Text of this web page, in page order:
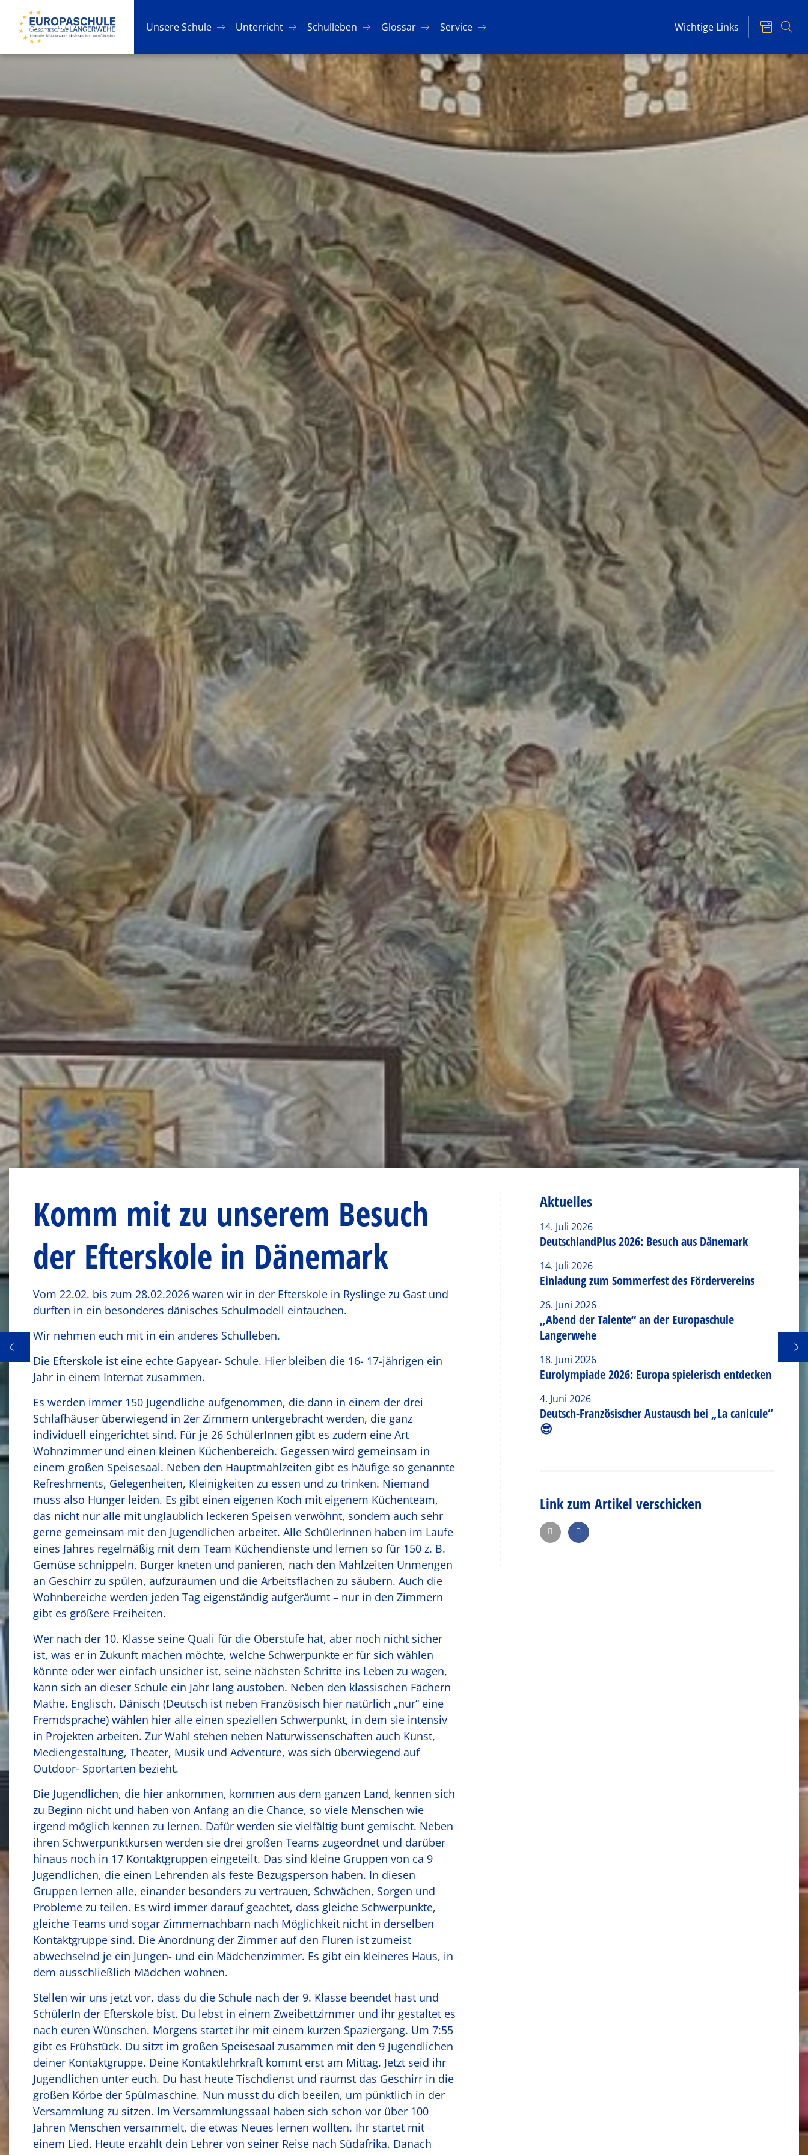
Un­se­re Schu­le Un­ter­richt Schul­le­ben Glos­sar Ser­vice Wichtige Links
24 Stunden Paris – 55 Schüler*innen und gefühlt 55.000 Schritte
Komm mit zu unserem Besuch
der Efterskole in Dänemark
Vom 22.02. bis zum 28.02.2026 waren wir in der Efterskole in Ryslinge zu Gast und
durften in ein besonderes dänisches Schulmodell eintauchen.
Wir nehmen euch mit in ein anderes Schulleben.
Die Efterskole ist eine echte Gapyear- Schule. Hier bleiben die 16- 17-jährigen ein
Jahr in einem Internat zusammen.
Es werden immer 150 Jugendliche aufgenommen, die dann in einem der drei
Schlafhäuser überwiegend in 2er Zimmern untergebracht werden, die ganz
individuell eingerichtet sind. Für je 26 SchülerInnen gibt es zudem eine Art
Wohnzimmer und einen kleinen Küchenbereich. Gegessen wird gemeinsam in
einem großen Speisesaal. Neben den Hauptmahlzeiten gibt es häufige so genannte
Refreshments, Gelegenheiten, Kleinigkeiten zu essen und zu trinken. Niemand
muss also Hunger leiden. Es gibt einen eigenen Koch mit eigenem Küchenteam,
das nicht nur alle mit unglaublich leckeren Speisen verwöhnt, sondern auch sehr
gerne gemeinsam mit den Jugendlichen arbeitet. Alle SchülerInnen haben im Laufe
eines Jahres regelmäßig mit dem Team Küchendienste und lernen so für 150 z. B.
Gemüse schnippeln, Burger kneten und panieren, nach den Mahlzeiten Unmengen
an Geschirr zu spülen, aufzuräumen und die Arbeitsflächen zu säubern. Auch die
Wohnbereiche werden jeden Tag eigenständig aufgeräumt – nur in den Zimmern
gibt es größere Freiheiten.
Wer nach der 10. Klasse seine Quali für die Oberstufe hat, aber noch nicht sicher
ist, was er in Zukunft machen möchte, welche Schwerpunkte er für sich wählen
könnte oder wer einfach unsicher ist, seine nächsten Schritte ins Leben zu wagen,
kann sich an dieser Schule ein Jahr lang austoben. Neben den klassischen Fächern
Mathe, Englisch, Dänisch (Deutsch ist neben Französisch hier natürlich „nur“ eine
Fremdsprache) wählen hier alle einen speziellen Schwerpunkt, in dem sie intensiv
in Projekten arbeiten. Zur Wahl stehen neben Naturwissenschaften auch Kunst,
Mediengestaltung, Theater, Musik und Adventure, was sich überwiegend auf
Outdoor- Sportarten bezieht.
Die Jugendlichen, die hier ankommen, kommen aus dem ganzen Land, kennen sich
zu Beginn nicht und haben von Anfang an die Chance, so viele Menschen wie
irgend möglich kennen zu lernen. Dafür werden sie vielfältig bunt gemischt. Neben
ihren Schwerpunktkursen werden sie drei großen Teams zugeordnet und darüber
hinaus noch in 17 Kontaktgruppen eingeteilt. Das sind kleine Gruppen von ca 9
Jugendlichen, die einen Lehrenden als feste Bezugsperson haben. In diesen
Gruppen lernen alle, einander besonders zu vertrauen, Schwächen, Sorgen und
Probleme zu teilen. Es wird immer darauf geachtet, dass gleiche Schwerpunkte,
gleiche Teams und sogar Zimmernachbarn nach Möglichkeit nicht in derselben
Kontaktgruppe sind. Die Anordnung der Zimmer auf den Fluren ist zumeist
abwechselnd je ein Jungen- und ein Mädchenzimmer. Es gibt ein kleineres Haus, in
dem ausschließlich Mädchen wohnen.
Stellen wir uns jetzt vor, dass du die Schule nach der 9. Klasse beendet hast und
SchülerIn der Efterskole bist. Du lebst in einem Zweibettzimmer und ihr gestaltet es
nach euren Wünschen. Morgens startet ihr mit einem kurzen Spaziergang. Um 7:55
gibt es Frühstück. Du sitzt im großen Speisesaal zusammen mit den 9 Jugendlichen
deiner Kontaktgruppe. Deine Kontaktlehrkraft kommt erst am Mittag. Jetzt seid ihr
Jugendlichen unter euch. Du hast heute Tischdienst und räumst das Geschirr in die
großen Körbe der Spülmaschine. Nun musst du dich beeilen, um pünktlich in der
Versammlung zu sitzen. Im Versammlungssaal haben sich schon vor über 100
Jahren Menschen versammelt, die etwas Neues lernen wollten. Ihr startet mit
einem Lied. Heute erzählt dein Lehrer von seiner Reise nach Südafrika. Danach
Aktuelles
14. Juli 2026
DeutschlandPlus 2026: Besuch aus Dänemark
14. Juli 2026
Einladung zum Sommerfest des Fördervereins
26. Juni 2026
„Abend der Talente“ an der Europaschule
Langerwehe
18. Juni 2026
Eurolympiade 2026: Europa spielerisch entdecken
4. Juni 2026
Deutsch-Französischer Austausch bei „La canicule“
😎
Link zum Artikel verschicken